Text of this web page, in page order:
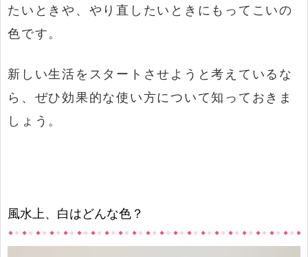
たいときや、やり直したいときにもってこいの
色です。
新しい生活をスタートさせようと考えているな
ら、ぜひ効果的な使い方について知っておきま
しょう。
風水上、白はどんな色？